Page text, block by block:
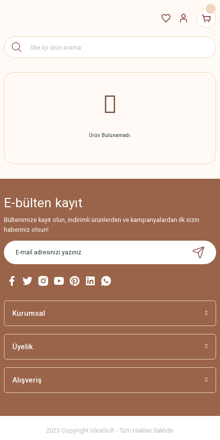
Ürün Bulunamadı.
E-bülten kayıt
Bültenimize kayıt olun, indirimli ürünlerden ve kampanyalardan ilk sizin
haberiniz olsun!
Kurumsal
Üyelik
Alışveriş
2023 Copyright IdeaSoft - Tüm Hakları Saklıdır.